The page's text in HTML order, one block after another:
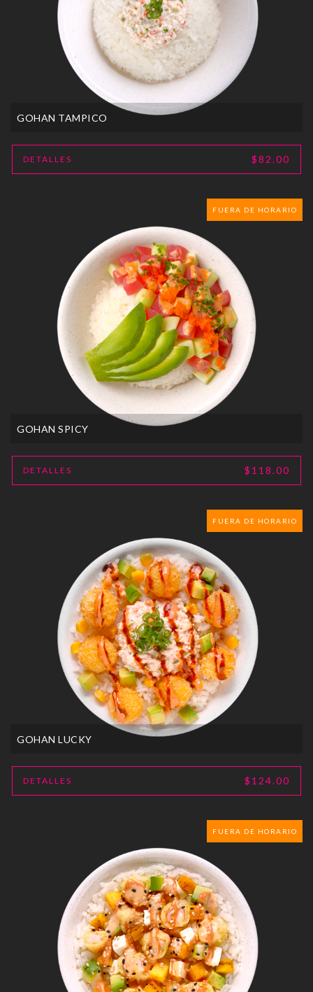
GOHAN TAMPICO
DETALLES $82.00
FUERA DE HORARIO
GOHAN SPICY
DETALLES $118.00
FUERA DE HORARIO
GOHAN LUCKY
DETALLES $124.00
FUERA DE HORARIO